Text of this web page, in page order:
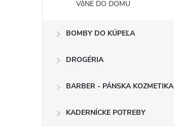
VôNE DO DOMU
BOMBY DO KÚPEĽA
DROGÉRIA
BARBER - PÁNSKA KOZMETIKA
KADERNÍCKE POTREBY